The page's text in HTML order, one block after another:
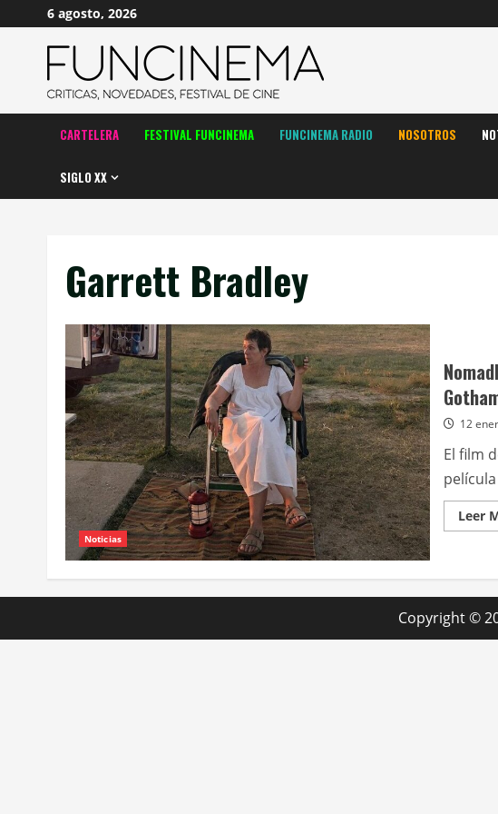
contenido
6 agosto, 2026
CARTELERA FESTIVAL FUNCINEMA FUNCINEMA RADIO NOSOTROS
SIGLO XX
Garrett Bradley
Noticias
12
El film
Leer
Copyright ©